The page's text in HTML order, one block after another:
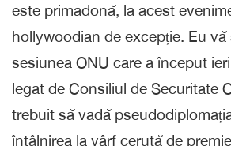
este primadonă, la acest
hollywoodian de excepție. Eu
sesiunea ONU care a început
legat de Consiliul de Securitate
trebuit să vadă
întâlnirea la vârf cerută de